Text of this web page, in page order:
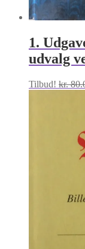
1.
udvalg
Tilbud! kr.